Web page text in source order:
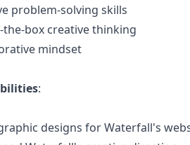
problem-solving skills
the-box creative thinking
mindset
:
designs for Waterfall's